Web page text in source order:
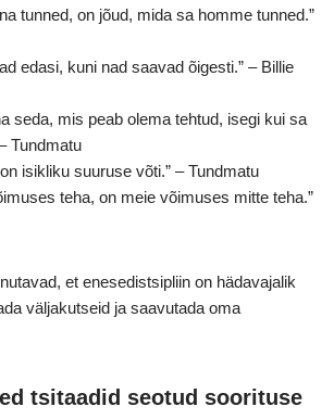
tunned, on jõud, mida sa homme tunned.”
edasi, kuni nad saavad õigesti.” – Billie
seda, mis peab olema tehtud, isegi kui sa
Tundmatu
isikliku suuruse võti.” – Tundmatu
teha, on meie võimuses mitte teha.”
et enesedistsipliin on hädavajalik
väljakutseid ja saavutada oma
tsitaadid seotud soorituse